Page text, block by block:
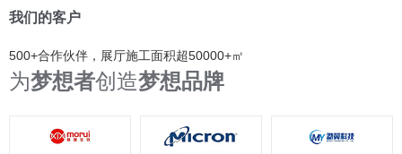
我们的客户
500+合作伙伴，展厅施工面积超50000+㎡
为梦想者创造梦想品牌